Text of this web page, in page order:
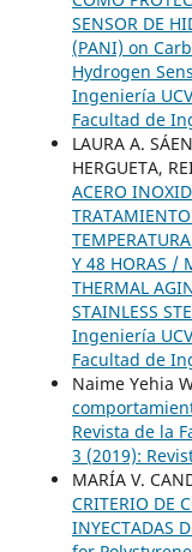
SENSOR DE
(PANI) on
Hydrogen
Ingeniería
Facultad de
LAURA A.
HERGUETA,
ACERO
Y 48 HORAS /
THERMAL
STAINLESS
Ingeniería
Facultad de
Naime Yehia
Revista de la
3 (2019):
MARÍA V.
CRITERIO DE
INYECTADAS